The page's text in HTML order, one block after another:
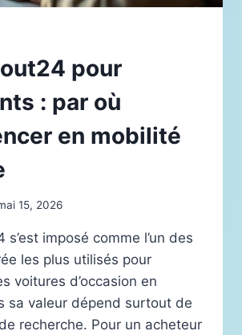
pour
: par où
en mobilité
15, 2026
s’est imposé comme l’un des
les plus utilisés pour
voitures d’occasion en
sa valeur dépend surtout de
recherche. Pour un acheteur